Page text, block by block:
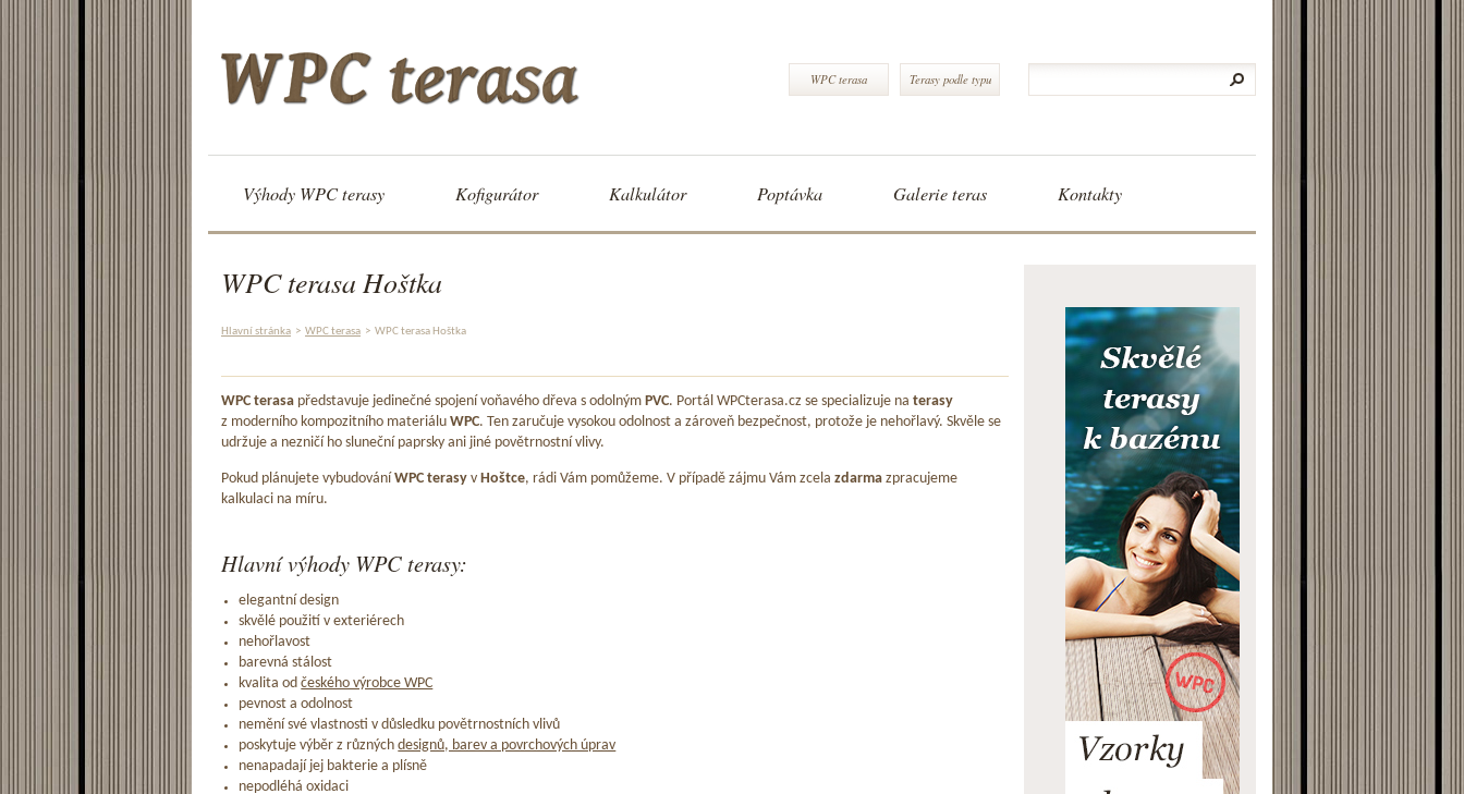
WPC terasa Terasy podle typu
Výhody WPC terasy Kofigurátor Kalkulátor Poptávka Galerie teras Kontakty
WPC terasa Hoštka
Hlavní stránka > WPC terasa > WPC terasa Hoštka
WPC terasa představuje jedinečné spojení voňavého dřeva s odolným PVC. Portál WPCterasa.cz se specializuje na terasy
z moderního kompozitního materiálu WPC. Ten zaručuje vysokou odolnost a zároveň bezpečnost, protože je nehořlavý. Skvěle se
udržuje a nezničí ho sluneční paprsky ani jiné povětrnostní vlivy.
Pokud plánujete vybudování WPC terasy v Hoštce, rádi Vám pomůžeme. V případě zájmu Vám zcela zdarma zpracujeme
kalkulaci na míru.
Hlavní výhody WPC terasy:
elegantní design
skvělé použití v exteriérech
nehořlavost
barevná stálost
kvalita odčeského výrobce WPC
pevnost a odolnost
nemění své vlastnosti v důsledku povětrnostních vlivů
poskytuje výběr z různýchdesignů, barev a povrchových úprav
nenapadají jej bakterie a plísně
nepodléhá oxidaci